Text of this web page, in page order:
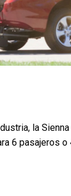
la
6 pasajeros